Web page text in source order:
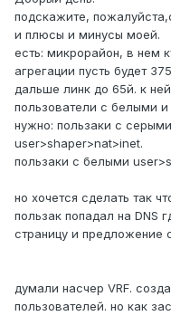
подскажите,
и плюсы и минусы моей.
есть: микрорайон, в нем
агрегации пусть будет
дальше линк до 65й. к
пользователи с белыми
нужно: пользаки с
user>shaper>nat>inet.
пользаки с белыми
но хочется сделать так
пользак попадал на DNS
страницу и предложение
думали насчер VRF.
пользователей. но как